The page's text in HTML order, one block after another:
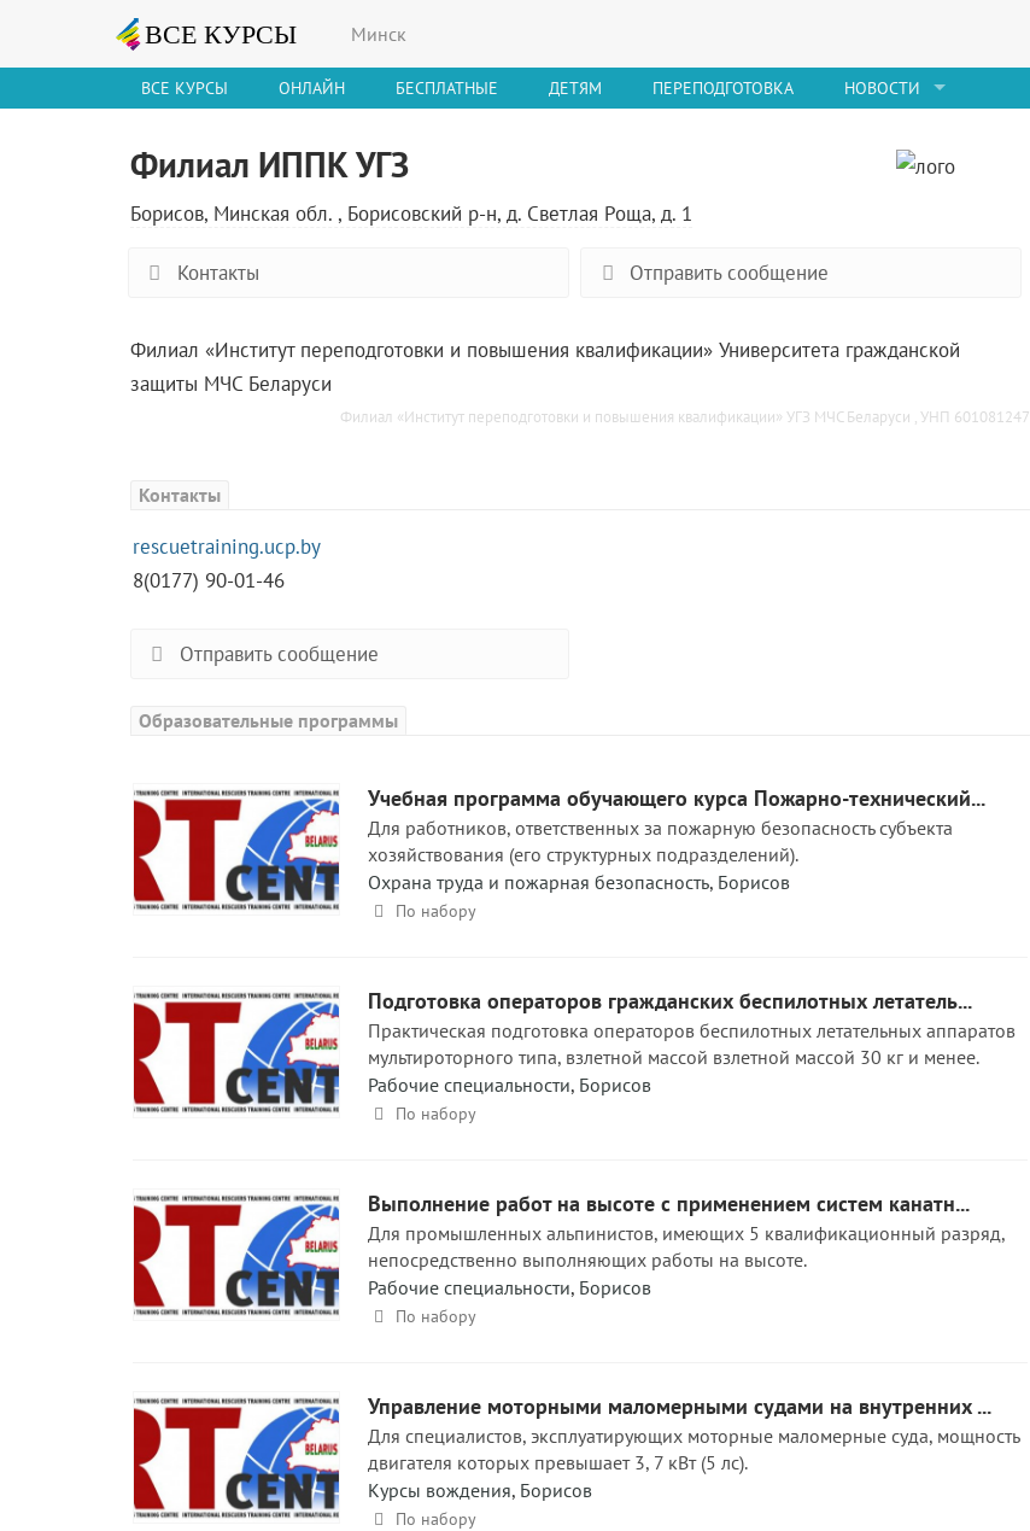
Минск
ВСЕ КУРСЫ ОНЛАЙН БЕСПЛАТНЫЕ ДЕТЯМ ПЕРЕПОДГОТОВКА НОВОСТИ
Филиал ИППК УГЗ
Борисов, Минская обл. , Борисовский р-н, д. Светлая Роща, д. 1
Контакты Отправить сообщение
Филиал «Институт переподготовки и повышения квалификации» Университета гражданской
защиты МЧС Беларуси
Филиал «Институт переподготовки и повышения квалификации» УГЗ МЧС Беларуси , УНП 601081247
Контакты
rescuetraining.ucp.by
8(0177) 90-01-46
Отправить сообщение
Образовательные программы
Учебная программа обучающего курса Пожарно-технический...
Для работников, ответственных за пожарную безопасность субъекта
хозяйствования (его структурных подразделений).
Охрана труда и пожарная безопасность, Борисов
По набору
Подготовка операторов гражданских беспилотных летатель...
Практическая подготовка операторов беспилотных летательных аппаратов
мультироторного типа, взлетной массой взлетной массой 30 кг и менее.
Рабочие специальности, Борисов
По набору
Выполнение работ на высоте с применением систем канатн...
Для промышленных альпинистов, имеющих 5 квалификационный разряд,
непосредственно выполняющих работы на высоте.
Рабочие специальности, Борисов
По набору
Управление моторными маломерными судами на внутренних ...
Для специалистов, эксплуатирующих моторные маломерные суда, мощность
двигателя которых превышает 3, 7 кВт (5 лс).
Курсы вождения, Борисов
По набору